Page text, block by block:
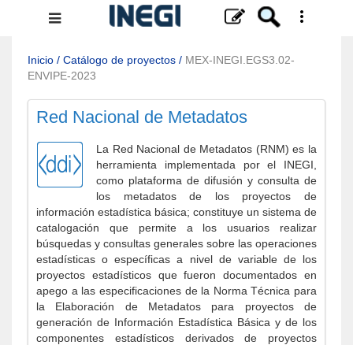
Menú
navegación
Inicio / Catálogo de proyectos / MEX-INEGI.EGS3.02-
ENVIPE-2023
Red Nacional de Metadatos
La Red Nacional de Metadatos (RNM) es la
herramienta implementada por el INEGI,
como plataforma de difusión y consulta de
los metadatos de los proyectos de
información estadística básica; constituye un sistema de
catalogación que permite a los usuarios realizar
búsquedas y consultas generales sobre las operaciones
estadísticas o específicas a nivel de variable de los
proyectos estadísticos que fueron documentados en
apego a las especificaciones de la Norma Técnica para
la Elaboración de Metadatos para proyectos de
generación de Información Estadística Básica y de los
componentes estadísticos derivados de proyectos